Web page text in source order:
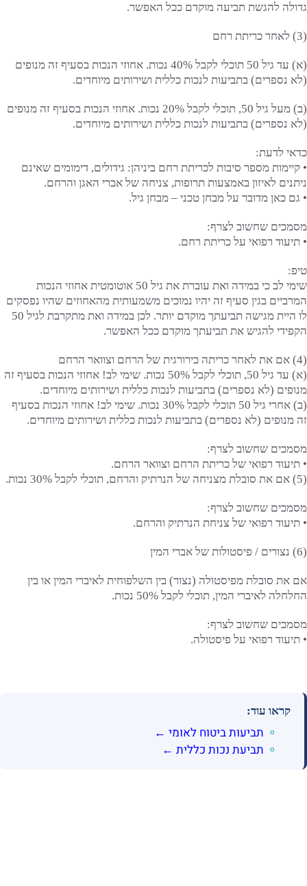
גדולה להגשת תביעה מוקדם ככל האפשר.
(3) לאחר כריתת רחם
(א) עד גיל 50 תוכלי לקבל 40% נכות. אחוזי הנכות בסעיף זה מנופים
(לא נספרים) בתביעות לנכות כללית ושירותים מיוחדים.
(ב) מעל גיל 50, תוכלי לקבל 20% נכות. אחוזי הנכות בסעיף זה מנופים
(לא נספרים) בתביעות לנכות כללית ושירותים מיוחדים.
כדאי לדעת:
• קיימות מספר סיבות לכריתת רחם ביניהן: גידולים, דימומים שאינם
ניתנים לאיזון באמצעות תרופות, צניחה של אברי האגן והרחם.
• גם כאן מדובר על מבחן טכני – מבחן גיל.
מסמכים שחשוב לצרף:
• תיעוד רפואי על כריתת רחם.
טיפ:
שימי לב כי במידה ואת עוברת את גיל 50 אוטומטית אחוזי הנכות
המרביים בגין סעיף זה יהיו נמוכים משמעותית מהאחוזים שהיו נפסקים
לו היית מגישה תביעתך מוקדם יותר. לכן במידה ואת מתקרבת לגיל 50
הקפידי להגיש את תביעתך מוקדם ככל האפשר.
(4) אם את לאחר כריתה כירורגית של הרחם וצוואר הרחם
(א) עד גיל 50, תוכלי לקבל 50% נכות. שימי לב! אחוזי הנכות בסעיף זה
מנופים (לא נספרים) בתביעות לנכות כללית ושירותים מיוחדים.
(ב) אחרי גיל 50 תוכלי לקבל 30% נכות. שימי לב! אחוזי הנכות בסעיף
זה מנופים (לא נספרים) בתביעות לנכות כללית ושירותים מיוחדים.
מסמכים שחשוב לצרף:
• תיעוד רפואי של כריתת הרחם וצוואר הרחם.
(5) אם את סובלת מצניחה של הנרתיק והרחם, תוכלי לקבל 30% נכות.
מסמכים שחשוב לצרף:
• תיעוד רפואי של צניחת הנרתיק והרחם.
(6) נצורים / פיסטולות של אברי המין
אם את סובלת מפיסטולה (נצור) בין השלפוחית לאיברי המין או בין
החלחלה לאיברי המין, תוכלי לקבל 50% נכות.
מסמכים שחשוב לצרף:
• תיעוד רפואי על פיסטולה.
קראו עוד:
תביעות ביטוח לאומי ←
תביעת נכות כללית ←